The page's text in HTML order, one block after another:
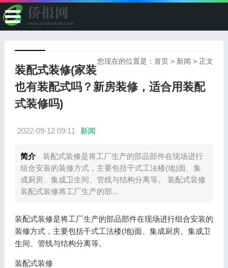
您现在的位置是：首页 > 新闻 > 正文
装配式装修(家装
也有装配式吗？新房装修，适合用装配
式装修吗)
2022-09-12 09:11 新闻
简介
装配式装修是将工厂生产的部品部件在现场进行
组合安装的装修方式，主要包括干式工法楼(地)面、集
成厨房、集成卫生间、管线与结构分离等。 装配式装修
装配式装修将工厂生产的部...
装配式装修是将工厂生产的部品部件在现场进行组合安装的
装修方式，主要包括干式工法楼(地)面、集成厨房、集成卫
生间、管线与结构分离等。
装配式装修